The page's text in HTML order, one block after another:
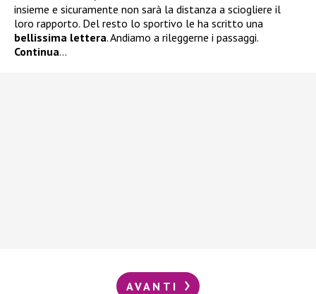
insieme e sicuramente non sarà la distanza a sciogliere il
loro rapporto. Del resto lo sportivo le ha scritto una
bellissima lettera. Andiamo a rileggerne i passaggi.
Continua…
AVANTI